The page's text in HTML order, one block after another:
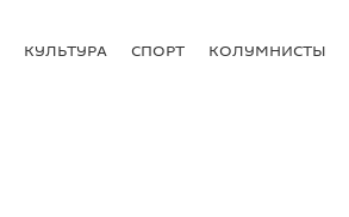
КУЛЬТУРА СПОРТ КОЛУМНИСТЫ